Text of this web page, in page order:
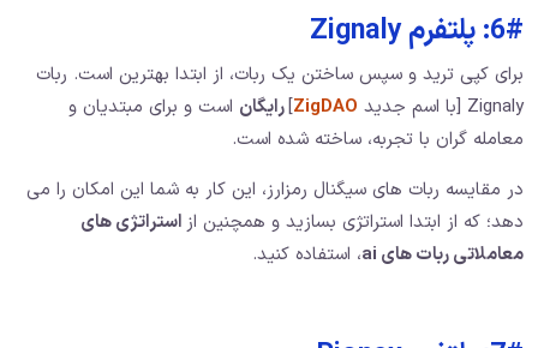
6#: پلتفرم Zignaly
برای کپی ترید و سپس ساختن یک ربات، از ابتدا بهترین است. ربات
Zignaly [با اسم جدید
ZigDAO
]رایگان است و برای مبتدیان و
معامله گران با تجربه، ساخته شده است.
در مقایسه ربات های سیگنال رمزارز، این کار به شما این امکان را می
دهد؛ که از ابتدا استراتژی بسازید و همچنین از استراتژی های
معاملاتی ربات های ai
، استفاده کنید.